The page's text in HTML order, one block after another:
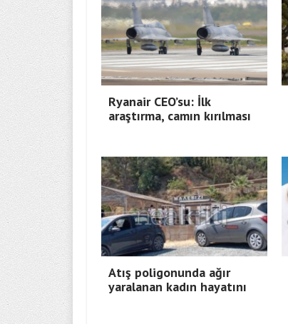
Ryanair CEO’su: İlk
araştırma, camın kırılması
Atış poligonunda ağır
yaralanan kadın hayatını